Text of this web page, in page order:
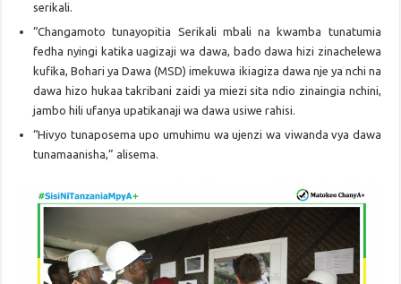
serikali.
“Changamoto tunayopitia Serikali mbali na kwamba tunatumia
fedha nyingi katika uagizaji wa dawa, bado dawa hizi zinachelewa
kufika, Bohari ya Dawa (MSD) imekuwa ikiagiza dawa nje ya nchi na
dawa hizo hukaa takribani zaidi ya miezi sita ndio zinaingia nchini,
jambo hili ufanya upatikanaji wa dawa usiwe rahisi.
“Hivyo tunaposema upo umuhimu wa ujenzi wa viwanda vya dawa
tunamaanisha,” alisema.